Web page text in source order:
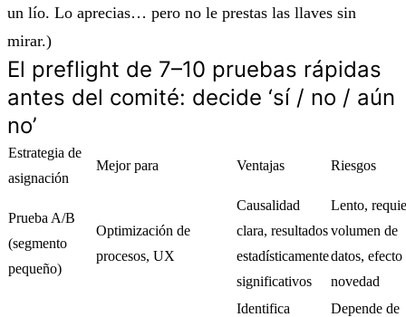
un lío. Lo aprecias… pero no le prestas las llaves sin
mirar.)
El preflight de 7–10 pruebas rápidas
antes del comité: decide ‘sí / no / aún
no’
Estrategia de
asignación
Mejor para Ventajas Riesgos
Prueba A/B
(segmento
pequeño)
Optimización de
procesos, UX
Causalidad
clara, resultados
estadísticamente
significativos
Lento,
volumen de
datos, efecto
novedad
Identifica
Depende de